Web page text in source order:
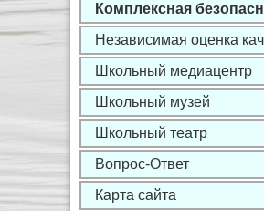
Комплексная
Независимая оценка
Школьный медиацентр
Школьный музей
Школьный театр
Вопрос-Ответ
Карта сайта